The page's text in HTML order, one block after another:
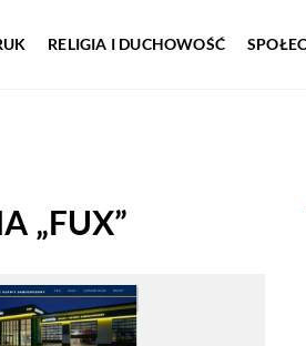
RELIGIA I DUCHOWOŚĆ
„FUX”